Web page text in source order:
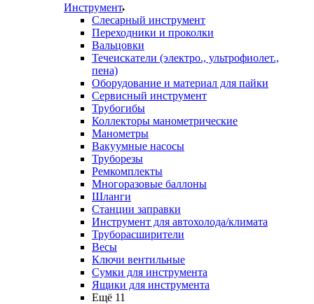
Инструмент
Слесарный инструмент
Переходники и проколки
Вальцовки
Течеискатели (электро., ультрофиолет.,
пена)
Оборудование и материал для пайки
Сервисный инструмент
Трубогибы
Коллекторы манометрические
Манометры
Вакуумные насосы
Труборезы
Ремкомплекты
Многоразовые баллоны
Шланги
Станции заправки
Инструмент для автохолода/климата
Труборасширители
Весы
Ключи вентильные
Сумки для инструмента
Ящики для инструмента
Ещё 11